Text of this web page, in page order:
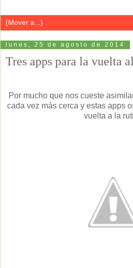
lunes, 25 de agosto de 2014
Tres apps para la vuelta
Por mucho que nos cueste
cada vez más cerca y estas apps
vuelta a la